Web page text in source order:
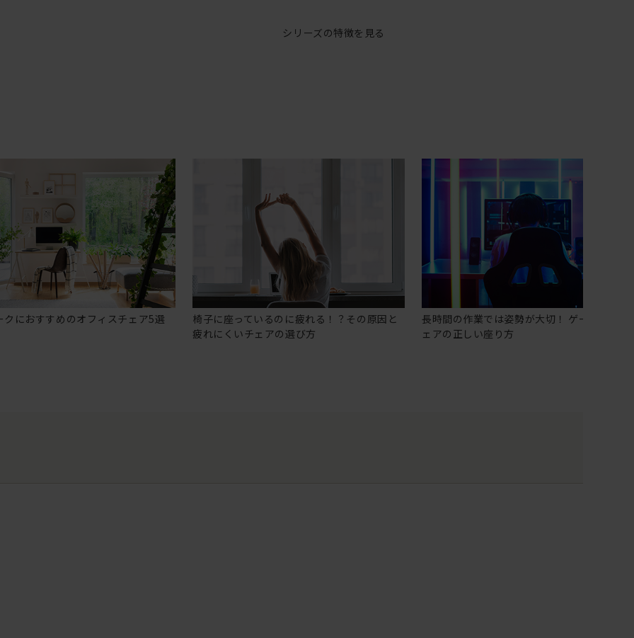
シリーズの特徴を見る
クにおすすめのオフィスチェア5選
椅子に座っているのに疲れる！？その原因と
疲れにくいチェアの選び方
長時間の作業では姿勢が大切！ ゲーミングチ
ェアの正しい座り方